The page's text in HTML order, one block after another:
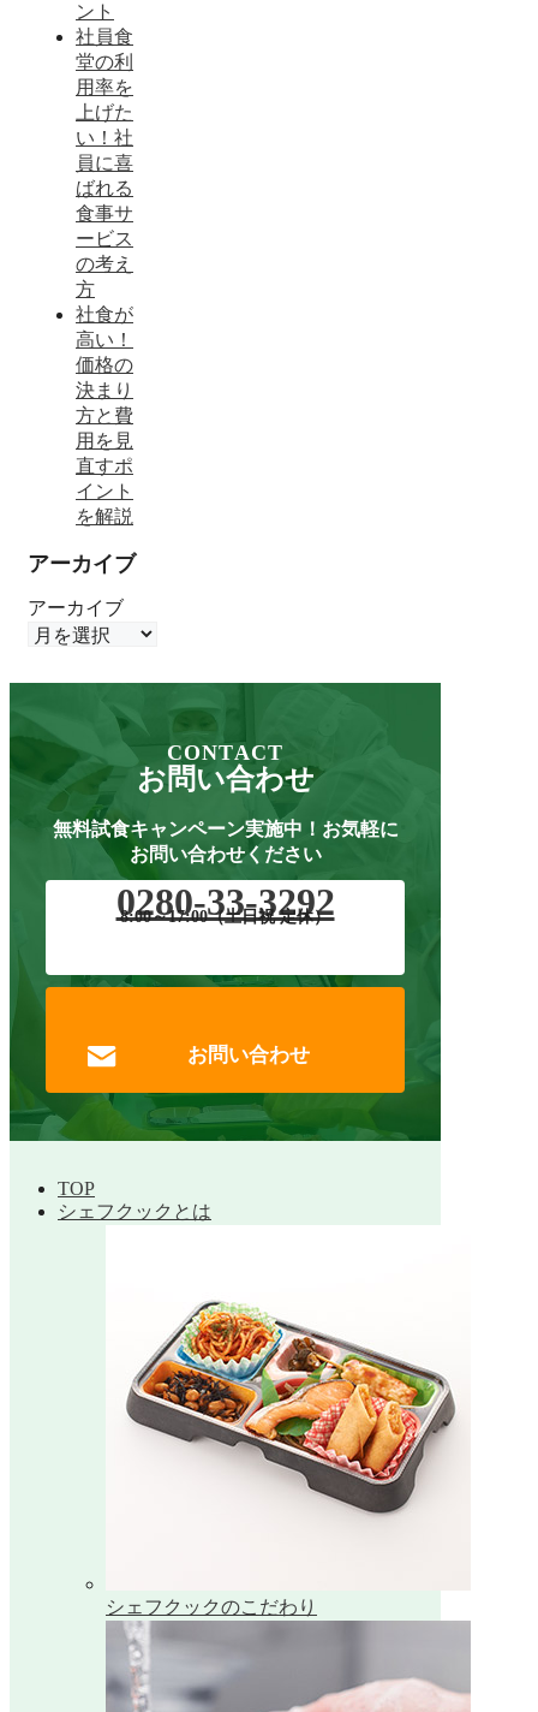
ント
社員食
堂の利
用率を
上げた
い！社
員に喜
ばれる
食事サ
ービス
の考え
方
社食が
高い！
価格の
決まり
方と費
用を見
直すポ
イント
を解説
アーカイブ
アーカイブ
CONTACT
お問い合わせ
無料試食キャンペーン実施中！ お気軽に
お問い合わせください
0280-33-3292
8:00～17:00（土日祝 定休）
お問い合わせ
TOP
シェフクックとは
シェフクックのこだわり